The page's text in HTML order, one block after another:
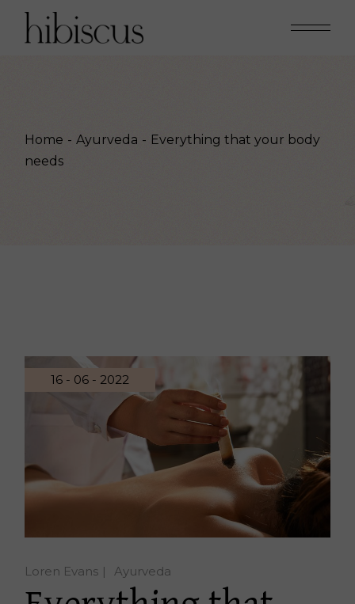
Home Ayurveda
Everything that your body
needs
16 - 06 - 2022
Loren Evans Ayurveda